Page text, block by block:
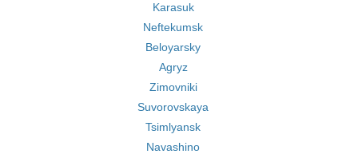
Karasuk
Neftekumsk
Beloyarsky
Agryz
Zimovniki
Suvorovskaya
Tsimlyansk
Navashino